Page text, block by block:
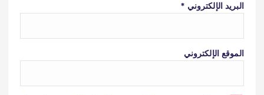
البريد الإلكتروني *
الموقع الإلكتروني